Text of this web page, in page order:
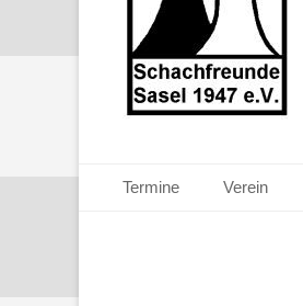
Primäres Menü
Inhalt
Termine Verein